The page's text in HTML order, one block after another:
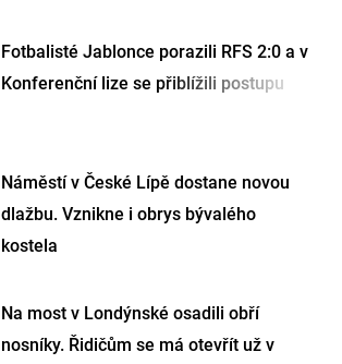
Fotbalisté Jablonce porazili RFS 2:0 a v
Konferenční lize se přiblížili postupu
Náměstí v České Lípě dostane novou
dlažbu. Vznikne i obrys bývalého
kostela
Na most v Londýnské osadili obří
nosníky. Řidičům se má otevřít už v